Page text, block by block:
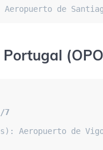
de
Portugal
7
Aeropuerto de